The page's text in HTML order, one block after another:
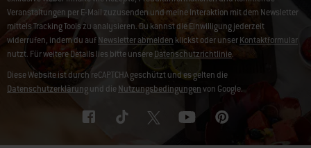
Veranstaltungen per E-Mail zuzusenden und meine Interaktion mit dem Newsletter
mittels Tracking Tools zu analysieren. Du kannst die Einwilligung jederzeit
widerrufen, indem du aufNewsletter abmelden klickst oder unserKontaktformular
nutzt. Für weitere Details lies bitte unsereDatenschutzrichtlinie.
Diese Website ist durch reCAPTCHA geschützt und es gelten die
Datenschutzerklärungund dieNutzungsbedingungenvon Google.